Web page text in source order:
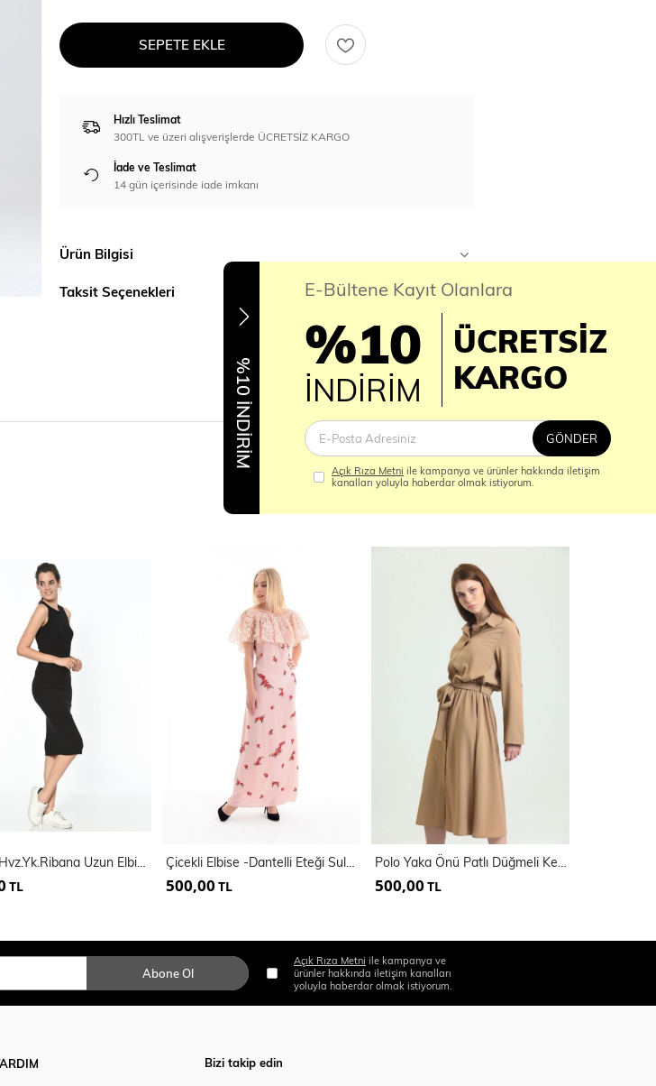
SEPETE EKLE
Hızlı Teslimat
300TL ve üzeri alışverişlerde ÜCRETSİZ KARGO
İade ve Teslimat
14 gün içerisinde iade imkanı
Ürün Bilgisi
Taksit Seçenekleri
Kolsuz Hvz.Yk.Ribana Uzun Elbise | Elb14055
TL
Çicekli Elbise -Dantelli Eteği Sulu Uzun Elbise
500,00 TL
Polo Yaka Önü Patlı Düğmeli Kemerli Uzun Kol Aerobin Elbise | Elb33577
500,00 TL
%10 İNDİRİM
E-Bültene Kayıt Olanlara
%10
İNDİRİM
ÜCRETSİZ
KARGO
GÖNDER
Açık Rıza Metni ile kampanya ve ürünler hakkında iletişim
kanalları yoluyla haberdar olmak istiyorum.
Abone Ol
Açık Rıza Metni ile kampanya ve
ürünler hakkında iletişim kanalları
yoluyla haberdar olmak istiyorum.
Bizi takip edin